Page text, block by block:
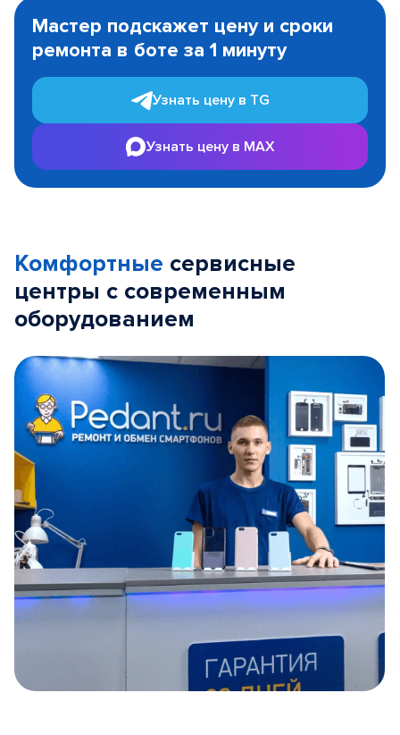
1
Мастер подскажет цену и сроки
ремонта в боте за 1 минуту
Узнать цену в TG
Узнать цену в MAX
Комфортные сервисные
центры с современным
оборудованием